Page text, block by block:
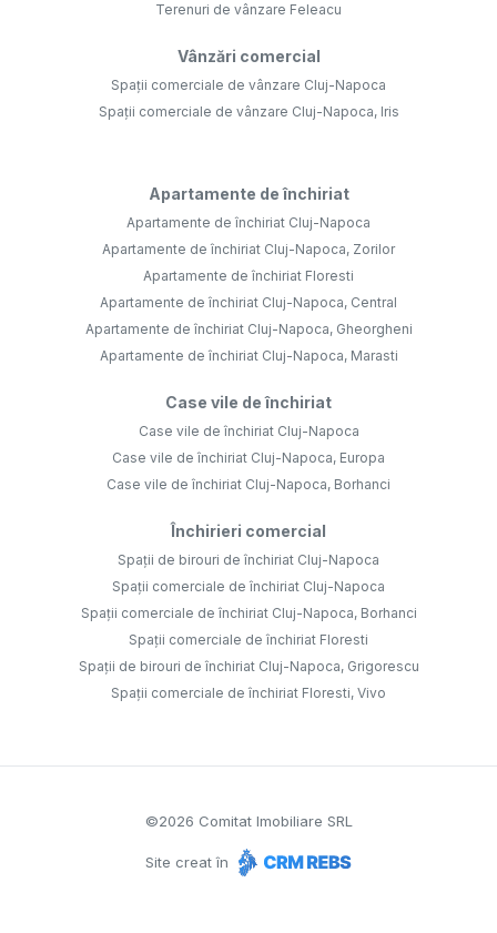
Terenuri de vânzare Feleacu
Vânzări comercial
Spații comerciale de vânzare Cluj-Napoca
Spații comerciale de vânzare Cluj-Napoca, Iris
Apartamente de închiriat
Apartamente de închiriat Cluj-Napoca
Apartamente de închiriat Cluj-Napoca, Zorilor
Apartamente de închiriat Floresti
Apartamente de închiriat Cluj-Napoca, Central
Apartamente de închiriat Cluj-Napoca, Gheorgheni
Apartamente de închiriat Cluj-Napoca, Marasti
Case vile de închiriat
Case vile de închiriat Cluj-Napoca
Case vile de închiriat Cluj-Napoca, Europa
Case vile de închiriat Cluj-Napoca, Borhanci
Închirieri comercial
Spații de birouri de închiriat Cluj-Napoca
Spații comerciale de închiriat Cluj-Napoca
Spații comerciale de închiriat Cluj-Napoca, Borhanci
Spații comerciale de închiriat Floresti
Spații de birouri de închiriat Cluj-Napoca, Grigorescu
Spații comerciale de închiriat Floresti, Vivo
©2026 Comitat Imobiliare SRL
Site creat în